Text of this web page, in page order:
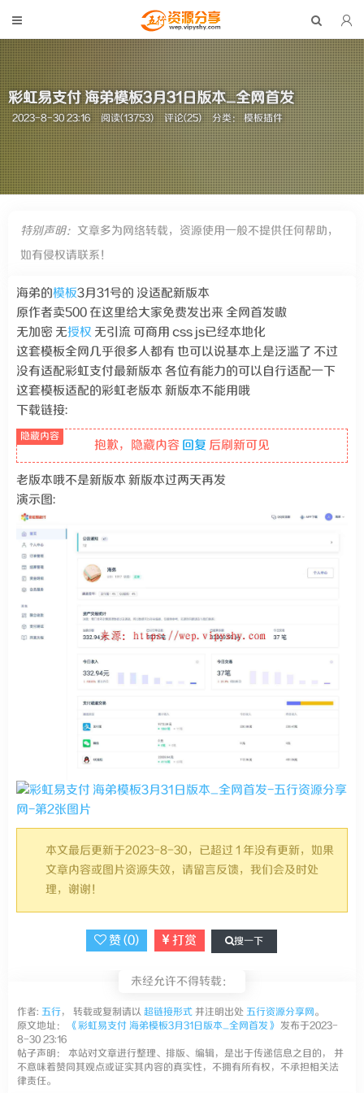
彩虹易支付 海弟模板3月31日版本_全网首发
2023-8-30 23:16 阅读(13753) 评论(25) 分类：模板插件
特别声明： 文章多为网络转载，资源使用一般不提供任何帮助，
如有侵权请联系！
海弟的模板3月31号的 没适配新版本
原作者卖500 在这里给大家免费发出来 全网首发嗷
无加密 无授权 无引流 可商用 css js已经本地化
这套模板全网几乎很多人都有 也可以说基本上是泛滥了 不过
没有适配彩虹支付最新版本 各位有能力的可以自行适配一下
这套模板适配的彩虹老版本 新版本不能用哦
下载链接:
抱歉，隐藏内容 回复 后刷新可见
老版本哦不是新版本 新版本过两天再发
演示图:
本文最后更新于2023-8-30，已超过 1 年没有更新，如果
文章内容或图片资源失效，请留言反馈，我们会及时处
理，谢谢！
赞 (0) 打赏 搜一下
未经允许不得转载：
作者: 五行， 转载或复制请以 超链接形式 并注明出处 五行资源分享网。
原文地址：
《彩虹易支付 海弟模板3月31日版本_全网首发》 发布于2023-
8-30 23:16
帖子声明： 本站对文章进行整理、排版、编辑，是出于传递信息之目的， 并
不意味着赞同其观点或证实其内容的真实性，不拥有所有权，不承担相关法
律责任。